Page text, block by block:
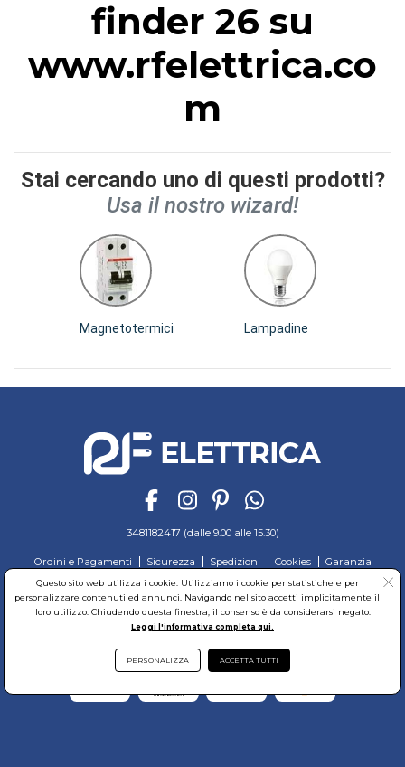
finder 26 su
www.rfelettrica.co
m
Stai cercando uno di questi prodotti?
Usa il nostro wizard!
Magnetotermici Lampadine
3481182417 (dalle 9.00 alle 15.30)
Ordini e Pagamenti Sicurezza Spedizioni Cookies
Garanzia
© RF Elettrica Srl - Sede Legale: Via Alcide de Gasperi, 74 - 04011 Aprilia (LT)
Partita Iva: 02435300591 - Codice Fiscale: 02435300591
Sede Operativa: Via Alcide de Gasperi, 74 - 04011 Aprilia (LT)
Questo sito web utilizza i cookie. Utilizziamo i cookie per statistiche e per
personalizzare contenuti ed annunci. Navigando nel sito accetti implicitamente il
loro utilizzo. Chiudendo questa finestra, il consenso è da considerarsi negato.
Leggi l'informativa completa qui.
PERSONALIZZA ACCETTA TUTTI